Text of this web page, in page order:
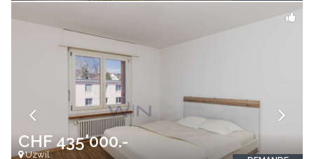
CHF 435'000.-
Uzwil